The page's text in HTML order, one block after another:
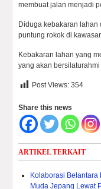
membuat jalan menjadi
Diduga kebakaran
puntung rokok di
Kebakaran lahan yang
yang akan
Post Views: 354
Share this news
ARTIKEL TERKAIT
Kolaborasi
Muda Jepang Lewat